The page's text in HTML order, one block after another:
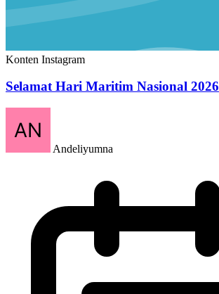
Konten Instagram
Selamat Hari Maritim Nasional 2026
Andeliyumna